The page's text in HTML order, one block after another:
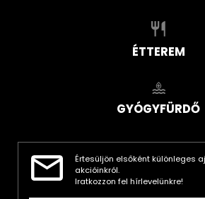
ÉTTEREM
GYÓGYFÜRDŐ
Értesüljön elsőként különleges
akcióinkról.
Iratkozzon fel hírlevelünkre!